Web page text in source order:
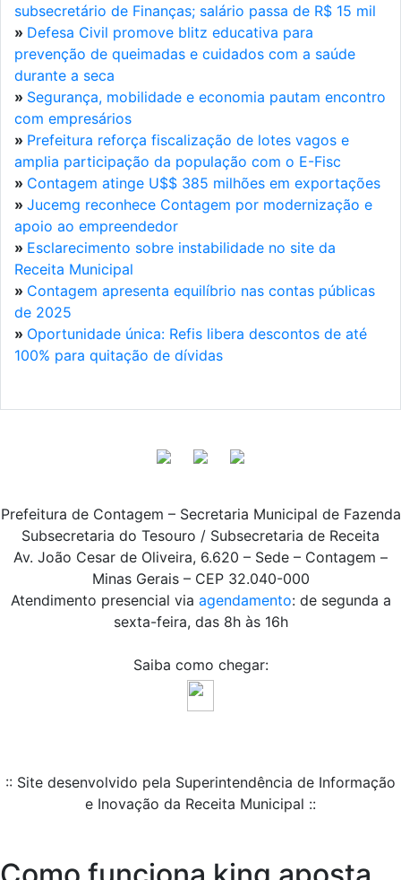
subsecretário de Finanças; salário passa de R$ 15 mil
» Defesa Civil promove blitz educativa para
prevenção de queimadas e cuidados com a saúde
durante a seca
» Segurança, mobilidade e economia pautam encontro
com empresários
» Prefeitura reforça fiscalização de lotes vagos e
amplia participação da população com o E-Fisc
» Contagem atinge U$$ 385 milhões em exportações
» Jucemg reconhece Contagem por modernização e
apoio ao empreendedor
» Esclarecimento sobre instabilidade no site da
Receita Municipal
» Contagem apresenta equilíbrio nas contas públicas
de 2025
» Oportunidade única: Refis libera descontos de até
100% para quitação de dívidas
Prefeitura de Contagem – Secretaria Municipal de Fazenda
Subsecretaria do Tesouro / Subsecretaria de Receita
Av. João Cesar de Oliveira, 6.620 – Sede – Contagem –
Minas Gerais – CEP 32.040-000
Atendimento presencial via agendamento: de segunda a
sexta-feira, das 8h às 16h
Saiba como chegar:
:: Site desenvolvido pela Superintendência de Informação
e Inovação da Receita Municipal ::